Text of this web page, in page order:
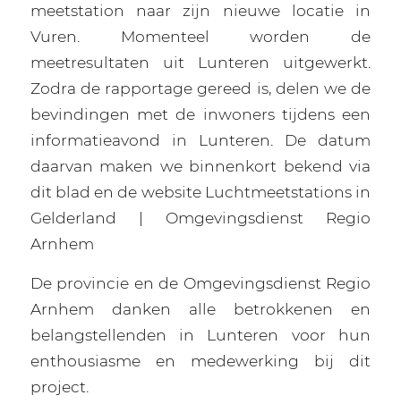
meetstation naar zijn nieuwe locatie in
Vuren. Momenteel worden de
meetresultaten uit Lunteren uitgewerkt.
Zodra de rapportage gereed is, delen we de
bevindingen met de inwoners tijdens een
informatieavond in Lunteren. De datum
daarvan maken we binnenkort bekend via
dit blad en de website Luchtmeetstations in
Gelderland | Omgevingsdienst Regio
Arnhem
De provincie en de Omgevingsdienst Regio
Arnhem danken alle betrokkenen en
belangstellenden in Lunteren voor hun
enthousiasme en medewerking bij dit
project.